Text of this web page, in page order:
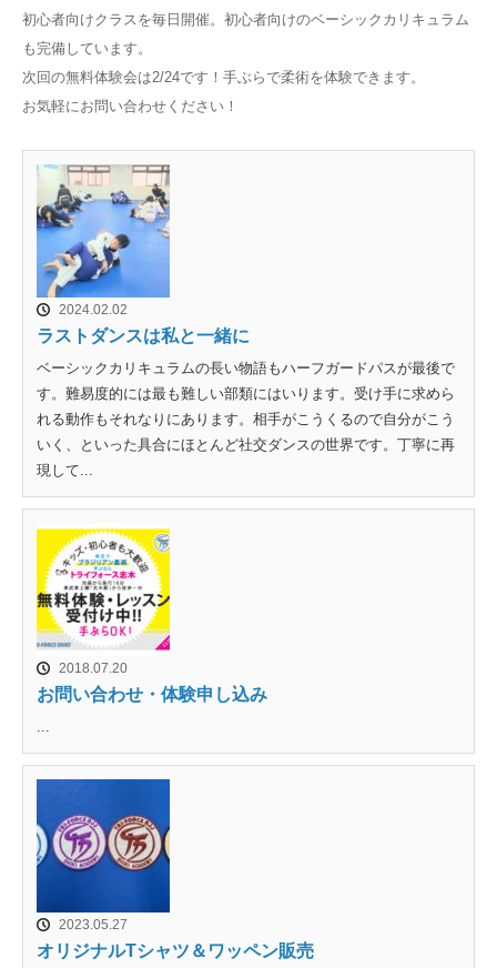
初心者向けクラスを毎日開催。初心者向けのベーシックカリキュラム
も完備しています。
次回の無料体験会は2/24です！手ぶらで柔術を体験できます。
お気軽にお問い合わせください！
2024.02.02
ラストダンスは私と一緒に
ベーシックカリキュラムの長い物語もハーフガードパスが最後で
す。難易度的には最も難しい部類にはいります。受け手に求めら
れる動作もそれなりにあります。相手がこうくるので自分がこう
いく、といった具合にほとんど社交ダンスの世界です。丁寧に再
現して...
2018.07.20
お問い合わせ・体験申し込み
2023.05.27
オリジナルTシャツ＆ワッペン販売